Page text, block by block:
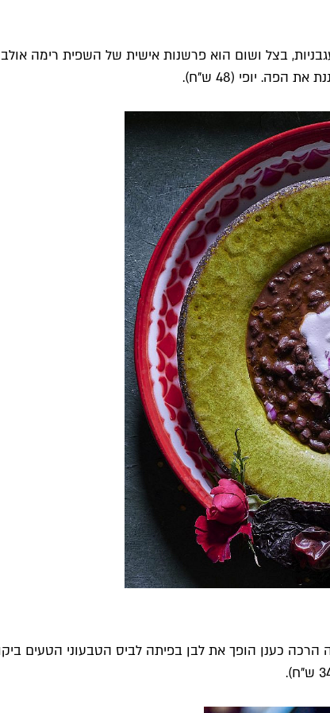
בצל ושום הוא פרשנות אישית של השפית רימה
יופי (48 ש"ח).
כענן הופך את לבן בפיתה לביס הטבעוני הטעים